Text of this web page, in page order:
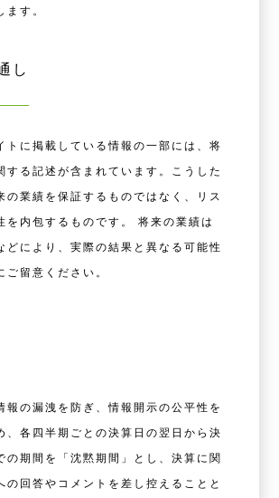
ます。
し
トに掲載している情報の一部には、将
する記述が含まれています。こうした
の業績を保証するものではなく、リス
を内包するものです。 将来の業績は
どにより、実際の結果と異なる可能性
ご留意ください。
報の漏洩を防ぎ、情報開示の公平性を
、各四半期ごとの決算⽇の翌⽇から決
の期間を「沈黙期間」とし、決算に関
の回答やコメントを差し控えることと